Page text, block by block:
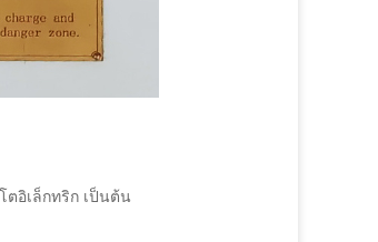
อิเล็กทริก เป็นต้น